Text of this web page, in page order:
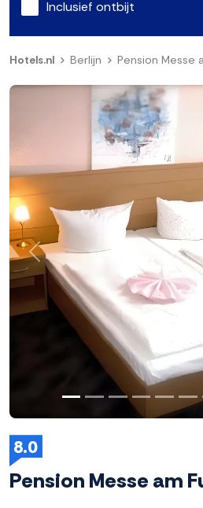
Inclusief ontbijt
Hotels.nl Berlijn Pension Messe
8.0
Pension Messe am